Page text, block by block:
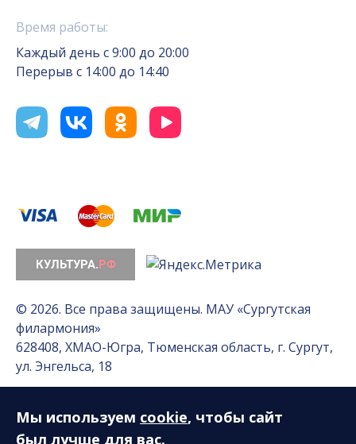
Время работы:
Каждый день с 9:00 до 20:00
Перерыв с 14:00 до 14:40
© 2026. Все права защищены. МАУ «Сургутская
филармония»
628408, ХМАО-Югра, Тюменская область, г. Сургут,
ул. Энгельса, 18
Разработка сайта — Интернет-лаборатория
«Делиссимо»
Мы используем cookie, чтобы сайт
был лучше для вас.